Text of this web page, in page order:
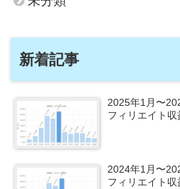
新着記事
2025年1月〜
フィリエイト収
2024年1月〜
フィリエイト収